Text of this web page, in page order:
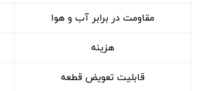
مقاومت در برابر آب و هوا
هزینه
قابلیت تعویض قطعه